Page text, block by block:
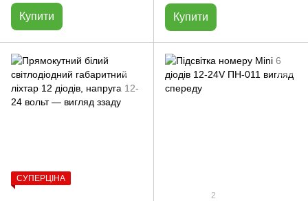
Купити Купити
СУПЕРЦІНА
2